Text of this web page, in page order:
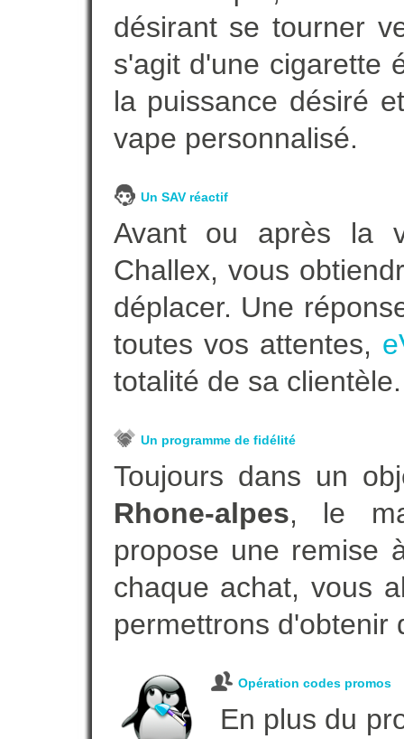
désirant se tourner
s'agit d'une cigarette
la puissance désiré
vape personnalisé.
Un SAV réactif
Avant ou après la
Challex, vous
déplacer. Une
toutes vos attentes,
totalité de sa clientèle.
Un programme de fidélité
Toujours dans un
Rhone-alpes, le
propose une remise
chaque achat, vous
permettrons d'obtenir
Opération codes promos
En plus du